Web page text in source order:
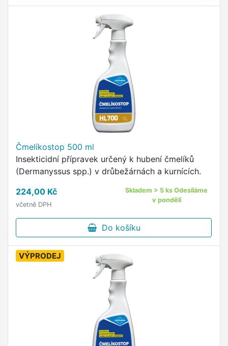
Čmelíkostop 500 ml
Insekticidní přípravek určený k hubení čmelíků
(Dermanyssus spp.) v drůbežárnách a kurnících.
224,00 Kč
včetně DPH
Skladem > 5 ks Odesíláme
v pondělí
Do košíku
VÝPRODEJ